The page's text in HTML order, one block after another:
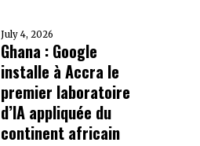
July 4, 2026
Ghana : Google
installe à Accra le
premier laboratoire
d’IA appliquée du
continent africain